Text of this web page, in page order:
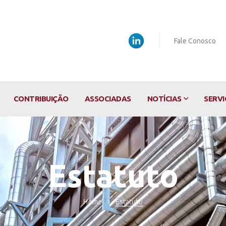
Fale Conosco
CONTRIBUIÇÃO ASSOCIADAS NOTÍCIAS
Estatuto
Home Estatuto